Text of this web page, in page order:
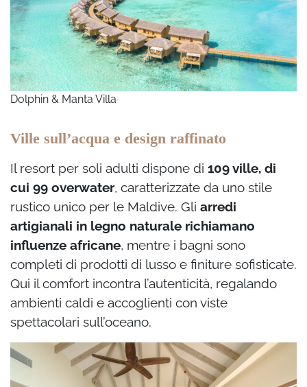
Dolphin & Manta Villa
Ville sull’acqua e design raffinato
Il resort per soli adulti dispone di 109 ville, di
cui 99 overwater, caratterizzate da uno stile
rustico unico per le Maldive. Gli arredi
artigianali in legno naturale richiamano
influenze africane, mentre i bagni sono
completi di prodotti di lusso e finiture sofisticate.
Qui il comfort incontra l’autenticità, regalando
ambienti caldi e accoglienti con viste
spettacolari sull’oceano.